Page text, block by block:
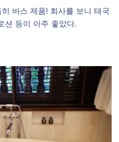
히 바스 제품! 회사를 보니 태국
션 등이 아주 좋았다.